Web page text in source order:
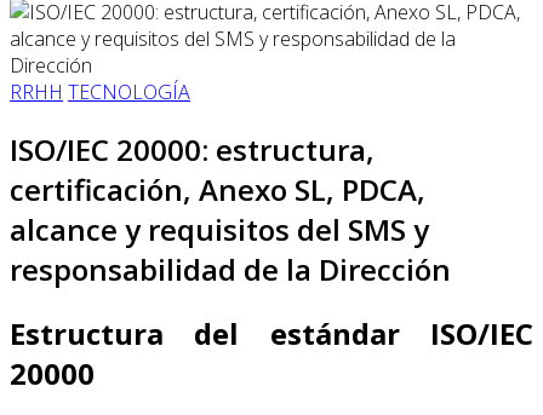
RRHH TECNOLOGÍA
ISO/IEC 20000: estructura,
certificación, Anexo SL, PDCA,
alcance y requisitos del SMS y
responsabilidad de la Dirección
Estructura del estándar ISO/IEC
20000